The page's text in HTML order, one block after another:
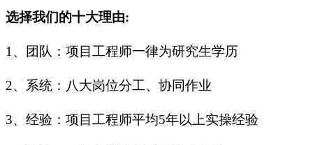
选择我们的十大理由:
1、团队：项目工程师一律为研究生学历
2、系统：八大岗位分工、协同作业
3、经验：项目工程师平均5年以上实操经验